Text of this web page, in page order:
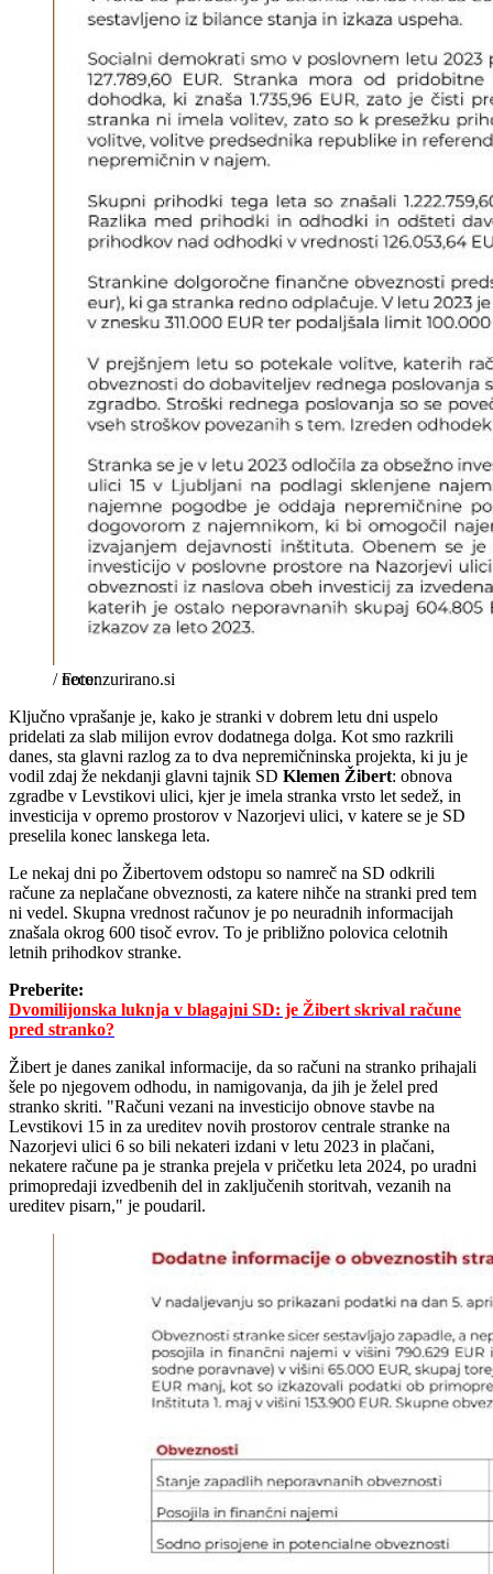
/necenzurirano.si
Ključno vprašanje je, kako je stranki v dobrem letu dni uspelo
pridelati za slab milijon evrov dodatnega dolga. Kot smo razkrili
danes, sta glavni razlog za to dva nepremičninska projekta, ki ju je
vodil zdaj že nekdanji glavni tajnik SD Klemen Žibert: obnova
zgradbe v Levstikovi ulici, kjer je imela stranka vrsto let sedež, in
investicija v opremo prostorov v Nazorjevi ulici, v katere se je SD
preselila konec lanskega leta.
Le nekaj dni po Žibertovem odstopu so namreč na SD odkrili
račune za neplačane obveznosti, za katere nihče na stranki pred tem
ni vedel. Skupna vrednost računov je po neuradnih informacijah
znašala okrog 600 tisoč evrov. To je približno polovica celotnih
letnih prihodkov stranke.
Preberite:
Dvomilijonska luknja v blagajni SD: je Žibert skrival račune
pred stranko?
Žibert je danes zanikal informacije, da so računi na stranko prihajali
šele po njegovem odhodu, in namigovanja, da jih je želel pred
stranko skriti. "Računi vezani na investicijo obnove stavbe na
Levstikovi 15 in za ureditev novih prostorov centrale stranke na
Nazorjevi ulici 6 so bili nekateri izdani v letu 2023 in plačani,
nekatere račune pa je stranka prejela v pričetku leta 2024, po uradni
primopredaji izvedbenih del in zaključenih storitvah, vezanih na
ureditev pisarn," je poudaril.